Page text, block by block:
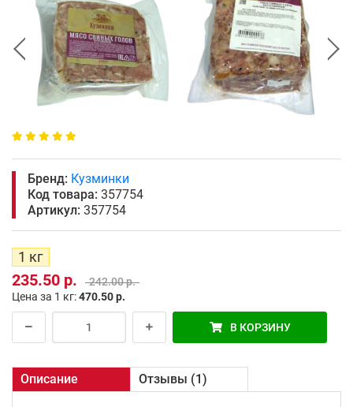
Бренд: Кузминки
Код товара: 357754
Артикул: 357754
1 кг
235.50 р.
242.00 р.
Цена за 1 кг:470.50 р.
В КОРЗИНУ
Описание Отзывы (1)